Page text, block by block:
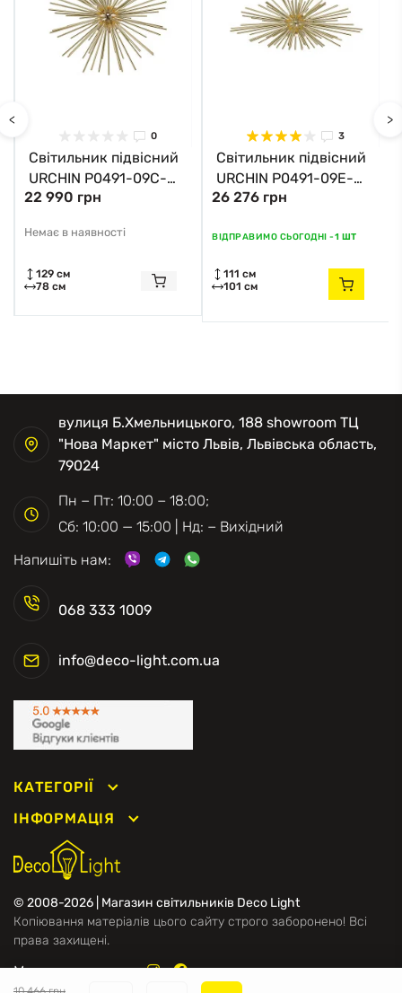
<
0
Світильник підвісний
URCHIN P0491-09C-
F7DY Zuma Line
22 990 грн
Немає в наявності
129 см
78 см
3
Світильник підвісний
URCHIN P0491-09E-
F7DY Zuma Line
26 276 грн
ВІДПРАВИМО СЬОГОДНІ -1 ШТ
111 см
101 см
>
© 2008-2026 | Магазин світильників Deco Light
Копіювання матеріалів цього сайту строго заборонено! Всі
права захищені.
Ми в соцмережах
КАТЕГОРІЇ
ІНФОРМАЦІЯ
068 333 1009
info@deco-light.com.ua
вулиця Б.Хмельницького, 188 showroom ТЦ
"Нова Маркет" місто Львів, Львівська область,
79024
Пн − Пт: 10:00 − 18:00;
Сб: 10:00 — 15:00 | Нд: − Вихідний
Напишіть нам: